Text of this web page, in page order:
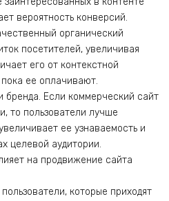
вероятность конверсий.
органический
посетителей, увеличивая
его от контекстной
ее оплачивают.
бренда. Если коммерческий сайт
то пользователи лучше
ее узнаваемость и
целевой аудитории.
на продвижение сайта
которые приходят